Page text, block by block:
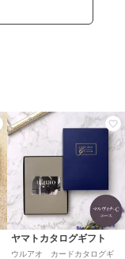
ヤマトカタログギフト
ウルアオ カードカタログギ